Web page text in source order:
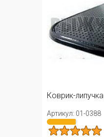
Коврик-липучка
Артикул: 01-0388